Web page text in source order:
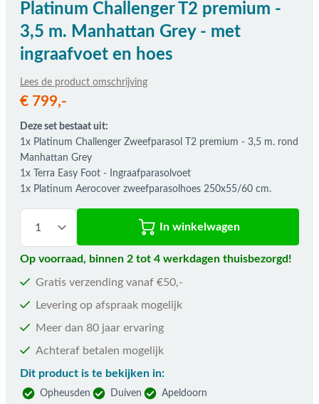
Platinum Challenger T2 premium -
3,5 m. Manhattan Grey - met
ingraafvoet en hoes
Lees de product omschrijving
De prijs is afhankelijk van de gekozen opties
€ 799,-
Deze set bestaat uit:
1x Platinum Challenger Zweefparasol T2 premium - 3,5 m. rond
Manhattan Grey
1x Terra Easy Foot - Ingraafparasolvoet
1x Platinum Aerocover zweefparasolhoes 250x55/60 cm.
In winkelwagen
Op voorraad, binnen 2 tot 4 werkdagen thuisbezorgd!
Gratis verzending vanaf €50,-
Levering op afspraak mogelijk
Meer dan 80 jaar ervaring
Achteraf betalen mogelijk
Dit product is te bekijken in:
Opheusden Duiven
Apeldoorn